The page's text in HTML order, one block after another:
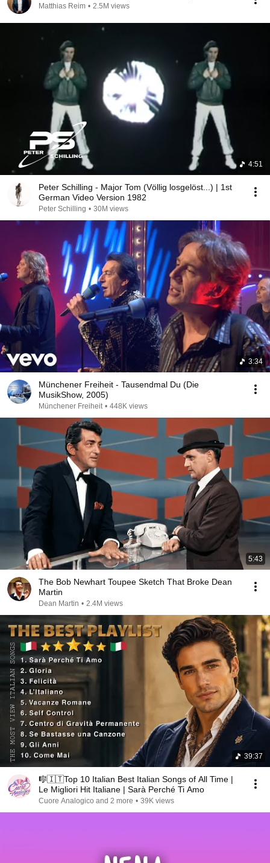
Matthias Reim • 2.5M views
4:51
Peter Schilling - Major Tom (Völlig losgelöst...) | 1st
German Video Version 1982
Peter Schilling • 30M views
3:34
Münchener Freiheit - Tausendmal Du (Die
MusikShow, 2005)
Münchener Freiheit • 448K views
5:43
The Bob Newhart Toupee Sketch That Broke Dean
Martin
Dean Martin • 2.4M views
39:37
🎼🇮🇹Top 10 Italian Best Italian Songs of All Time |
Le Migliori Hit Italiane | Sarà Perché Ti Amo
Cuore Analogico and 2 more • 39K views